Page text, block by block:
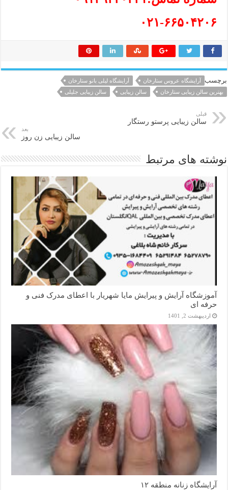
۰۲۱-۶۶۵۰۴۲۰۶
برچسب آرایشگاه عروس ستارخان
آرایشگاه لیلی بانو ستارخان
بهترین سالن زیبایی ستارخان
سالن زیبایی سالن زیبایی جلیلی
قبلی
سالن زیبایی پرستو رستگار
بعد
سالن زیبایی زن روز
نوشته های مرتبط
آموزشگاه آرایش و پیرایش مایا شهریار با اعطای مدرک فنی و
حرفه ای
اردیبهشت 2, 1401
آرایشگاه زنانه منطقه ۱۲